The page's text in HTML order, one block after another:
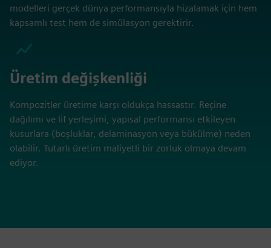
modelleri gerçek dünya performansıyla hizalamak için hem
kapsamlı test hem de simülasyon gerektirir.
Üretim değişkenliği
Kompozitler üretime karşı oldukça hassastır. Reçine
dağılımı ve lif yerleşimi, yapısal performansı etkileyen
kusurlara (boşluklar, delaminasyon veya bükülme) neden
olabilir. Tutarlı üretim maliyetli bir zorluk olmaya devam
ediyor.